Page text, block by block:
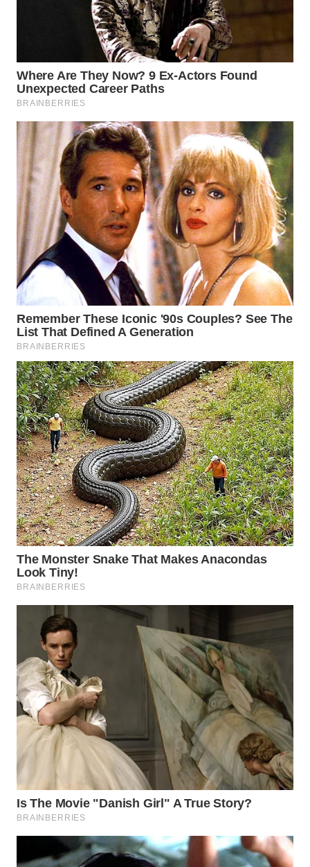
WN DELI
SERDANG
WN
TEBING
TINGGI
WN
PAKPAK
WN
KARAWANG
BEKASI
WN
WN
DEPOK
WN
TAPANULI
UTARA
WN
SAMOSIR
WN
PADANG
LAWAS
WN
SUMEDANG
WN
CIANJUR
WN
KEPULAUAN
SERIBU
TANGERANG
BINJAI